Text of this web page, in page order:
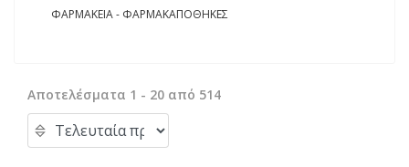
ΦΑΡΜΑΚΕΙΑ - ΦΑΡΜΑΚΑΠΟΘΗΚΕΣ
Αποτελέσματα 1 - 20 από 514